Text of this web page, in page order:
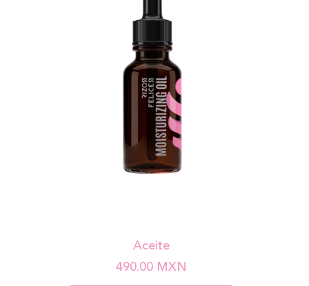
Aceite
490.00 MXN